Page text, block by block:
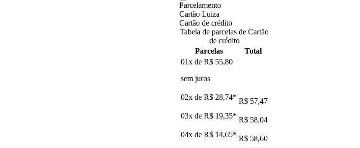
Parcelamento
Cartão Luiza
Cartão de crédito
Tabela de parcelas de Cartão
de crédito
Parcelas
Total
01x de R$ 55,80
sem juros
02x de R$ 28,74* R$ 57,47
03x de R$ 19,35* R$ 58,04
04x de R$ 14,65* R$ 58,60